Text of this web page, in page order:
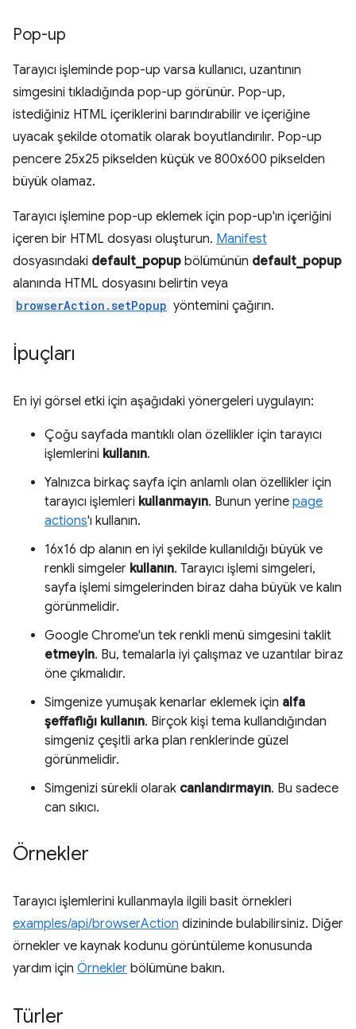
Pop-up
Tarayıcı işleminde pop-up varsa kullanıcı, uzantının
simgesini tıkladığında pop-up görünür. Pop-up,
istediğiniz HTML içeriklerini barındırabilir ve içeriğine
uyacak şekilde otomatik olarak boyutlandırılır. Pop-up
pencere 25x25 pikselden küçük ve 800x600 pikselden
büyük olamaz.
Tarayıcı işlemine pop-up eklemek için pop-up'ın içeriğini
içeren bir HTML dosyası oluşturun. Manifest
dosyasındaki default_popup bölümünün default_popup
alanında HTML dosyasını belirtin veya
browserAction.setPopup yöntemini çağırın.
İpuçları
En iyi görsel etki için aşağıdaki yönergeleri uygulayın:
Çoğu sayfada mantıklı olan özellikler için tarayıcı
işlemlerini kullanın.
Yalnızca birkaç sayfa için anlamlı olan özellikler için
tarayıcı işlemleri kullanmayın. Bunun yerine page
actions'ı kullanın.
16x16 dp alanın en iyi şekilde kullanıldığı büyük ve
renkli simgeler kullanın. Tarayıcı işlemi simgeleri,
sayfa işlemi simgelerinden biraz daha büyük ve kalın
görünmelidir.
Google Chrome'un tek renkli menü simgesini taklit
etmeyin. Bu, temalarla iyi çalışmaz ve uzantılar biraz
öne çıkmalıdır.
Simgenize yumuşak kenarlar eklemek için alfa
şeffaflığı kullanın. Birçok kişi tema kullandığından
simgeniz çeşitli arka plan renklerinde güzel
görünmelidir.
Simgenizi sürekli olarak canlandırmayın. Bu sadece
can sıkıcı.
Örnekler
Tarayıcı işlemlerini kullanmayla ilgili basit örnekleri
examples/api/browserAction dizininde bulabilirsiniz. Diğer
örnekler ve kaynak kodunu görüntüleme konusunda
yardım için Örnekler bölümüne bakın.
Türler